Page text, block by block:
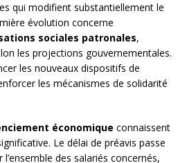
qui modifient substantiellement le
évolution concerne
sociales patronales,
les projections gouvernementales.
les nouveaux dispositifs de
les mécanismes de solidarité
économique connaissent
Le délai de préavis passe
des salariés concernés,